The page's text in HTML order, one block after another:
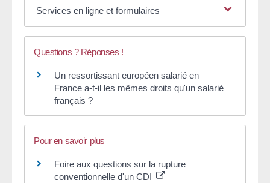
Services en ligne et formulaires
Questions ? Réponses !
Un ressortissant européen salarié en
France a-t-il les mêmes droits qu'un salarié
français ?
Pour en savoir plus
Foire aux questions sur la rupture
conventionnelle d'un CDI